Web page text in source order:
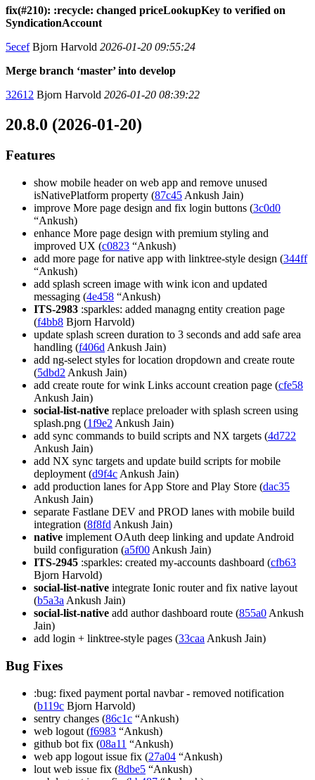
fix(#210): :recycle: changed priceLookupKey to verified on
SyndicationAccount
5ecefBjorn Harvold 2026-01-20 09:55:24
Merge branch ‘master’ into develop
32612 Bjorn Harvold 2026-01-20 08:39:22
20.8.0 (2026-01-20)
Features
show mobile header on web app and remove unused
isNativePlatform property (87c45 Ankush Jain)
improve More page design and fix login buttons (3c0d0
“Ankush)
enhance More page design with premium styling and
improved UX (c0823 “Ankush)
add more page for native app with linktree-style design (344ff
“Ankush)
add splash screen image with wink icon and updated
messaging (4e458 “Ankush)
ITS-2983 :sparkles: added managng entity creation page
(f4bb8 Bjorn Harvold)
update splash screen duration to 3 seconds and add safe area
handling (f406d Ankush Jain)
add ng-select styles for location dropdown and create route
(5dbd2 Ankush Jain)
add create route for wink Links account creation page (cfe58
Ankush Jain)
social-list-native replace preloader with splash screen using
splash.png (1f9e2 Ankush Jain)
add sync commands to build scripts and NX targets (4d722
Ankush Jain)
add NX sync targets and update build scripts for mobile
deployment (d9f4c Ankush Jain)
add production lanes for App Store and Play Store (dac35
Ankush Jain)
separate Fastlane DEV and PROD lanes with mobile build
integration (8f8fd Ankush Jain)
native implement OAuth deep linking and update Android
build configuration (a5f00 Ankush Jain)
ITS-2945 :sparkles: created my-accounts dashboard (cfb63
Bjorn Harvold)
social-list-native integrate Ionic router and fix native layout
(b5a3a Ankush Jain)
social-list-native add author dashboard route (855a0 Ankush
Jain)
add login + linktree-style pages (33caa Ankush Jain)
Bug Fixes
:bug: fixed payment portal navbar - removed notification
(b119c Bjorn Harvold)
sentry changes (86c1c “Ankush)
web logout (f6983 “Ankush)
github bot fix (08a11 “Ankush)
web app logout issue fix (27a04 “Ankush)
lout web issue fix (8dbe5 “Ankush)